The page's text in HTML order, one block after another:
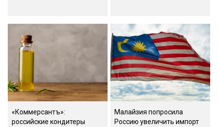
«Коммерсантъ»:
российские кондитеры
Малайзия попросила
Россию увеличить импорт